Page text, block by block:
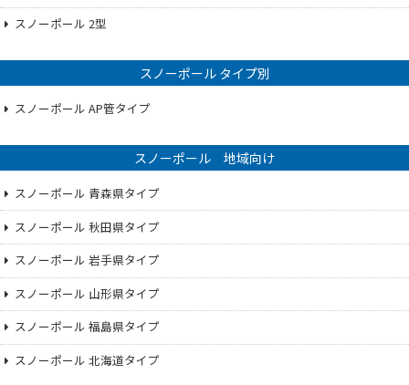
スノーポール 2型
スノーポール タイプ別
スノーポール AP管タイプ
スノーポール 地域向け
スノーポール 青森県タイプ
スノーポール 秋田県タイプ
スノーポール 岩手県タイプ
スノーポール 山形県タイプ
スノーポール 福島県タイプ
スノーポール 北海道タイプ